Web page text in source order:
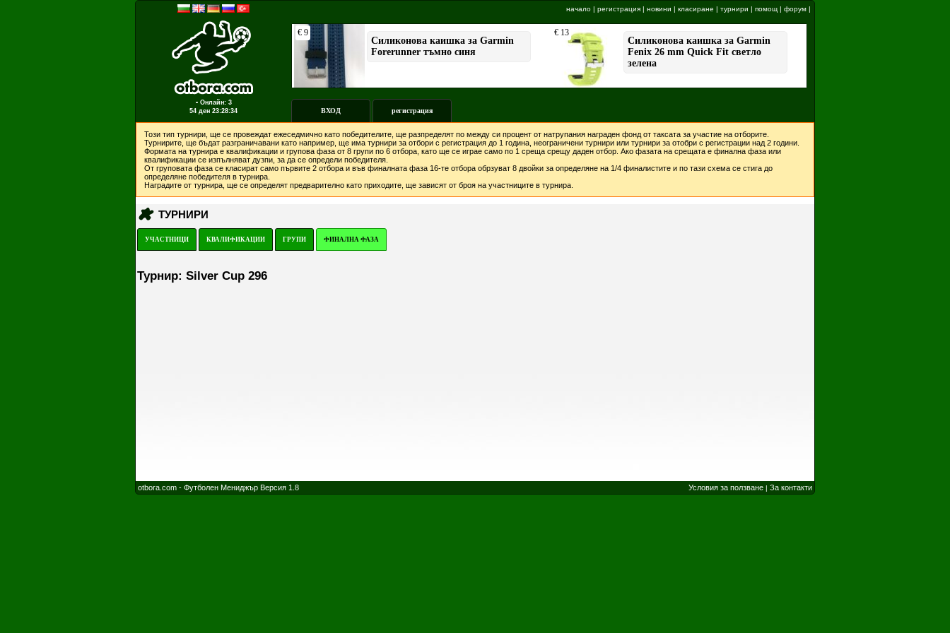
▪ Онлайн: 3
54 ден 23:28:34
начало | регистрация | новини | класиране | турнири | помощ | форум |
ВХОД регистрация
Този тип турнири, ще се провеждат ежеседмично като победителите, ще разпределят по между си процент от натрупания награден фонд от таксата за участие на отборите.
Турнирите, ще бъдат разграничавани като например, ще има турнири за отбори с регистрация до 1 година, неограничени турнири или турнири за отобри с регистрации над 2 години.
Формата на турнира е квалификации и групова фаза от 8 групи по 6 отбора, като ще се играе само по 1 среща срещу даден отбор. Ако фазата на срещата е финална фаза или
квалификации се изпълняват дузпи, за да се определи победителя.
От груповата фаза се класират само първите 2 отбора и във финалната фаза 16-те отбора обрзуват 8 двойки за определяне на 1/4 финалистите и по тази схема се стига до
определяне победителя в турнира.
Наградите от турнира, ще се определят предварително като приходите, ще зависят от броя на участниците в турнира.
ТУРНИРИ
УЧАСТНИЦИ КВАЛИФИКАЦИИ ГРУПИ ФИНАЛНА ФАЗА
Турнир: Silver Cup 296
otbora.com - Футболен Мениджър Версия 1.8 Условия за ползване | За контакти